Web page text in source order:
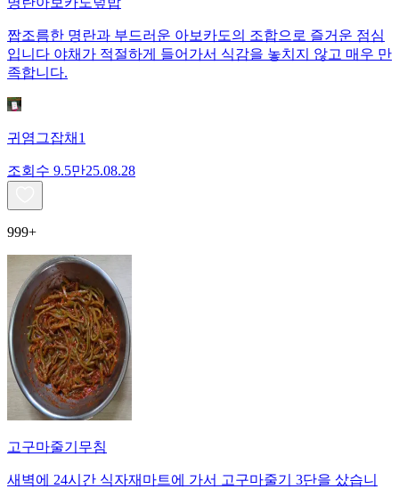
짭조름한 명란과 부드러운 아보카도의 조합으로 즐거운 점심
입니다 야채가 적절하게 들어가서 식감을 놓치지 않고 매우 만
족합니다.
귀염그잡채1
조회수 9.5만25.08.28
999+
고구마줄기무침
새벽에 24시간 식자재마트에 가서 고구마줄기 3단을 샀습니